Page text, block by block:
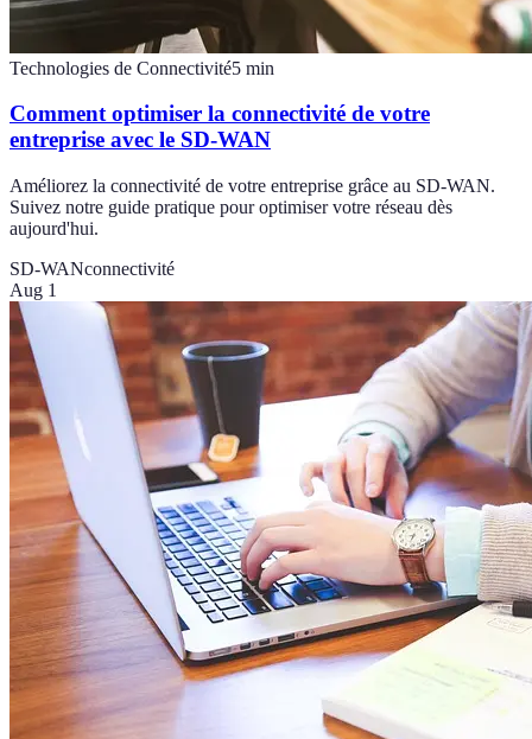
Technologies de Connectivité5 min
Comment optimiser la connectivité de votre
entreprise avec le SD-WAN
Améliorez la connectivité de votre entreprise grâce au SD-WAN.
Suivez notre guide pratique pour optimiser votre réseau dès
aujourd'hui.
SD-WANconnectivité
Aug 1